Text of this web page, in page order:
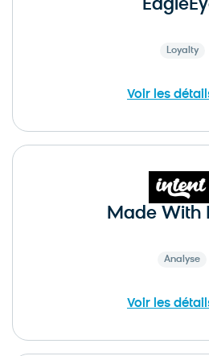
Loyalty
Voir les
Made With
Analyse
Voir les